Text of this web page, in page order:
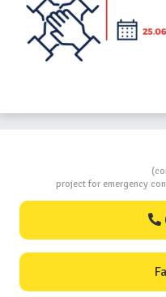
project for emergency